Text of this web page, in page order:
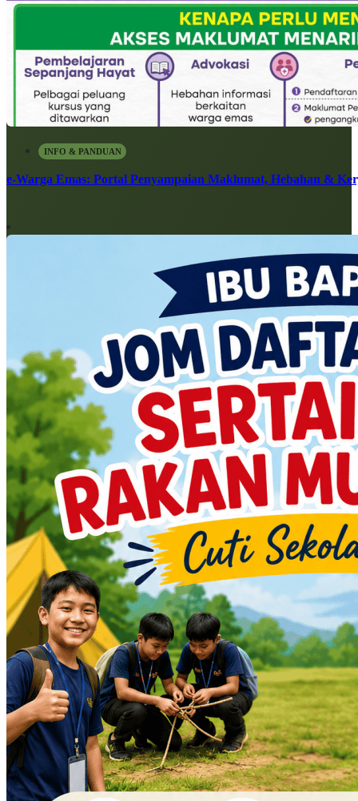
INFO & PANDUAN
e-Warga Emas: Portal Penyampaian Maklumat, Hebahan &